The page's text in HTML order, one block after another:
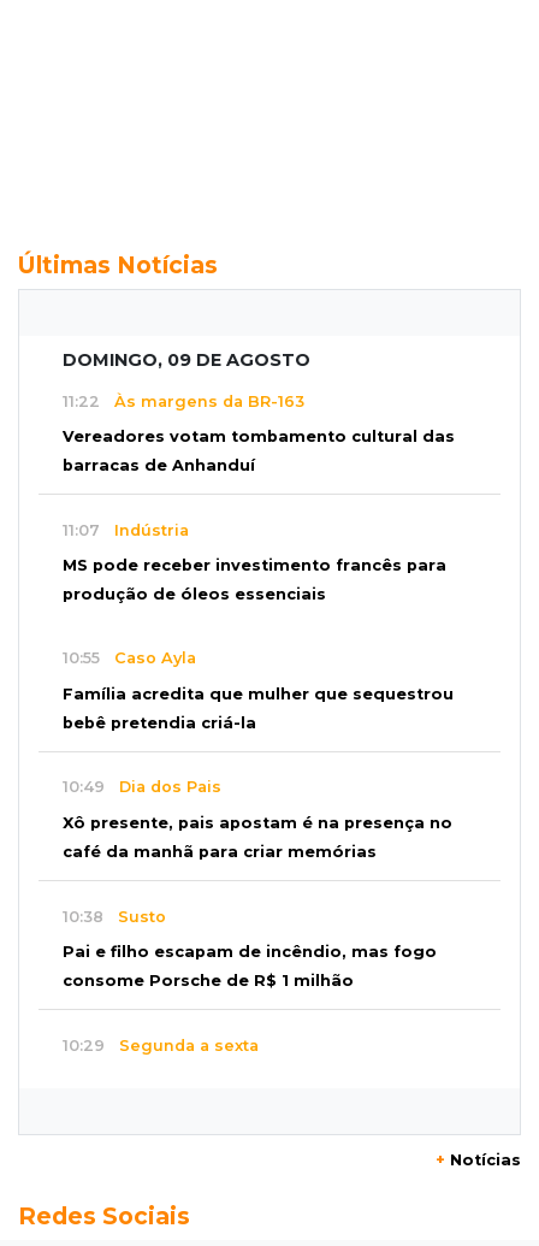
Últimas Notícias
DOMINGO, 09 DE AGOSTO
11:22 Às margens da BR-163
Vereadores votam tombamento cultural das
barracas de Anhanduí
11:07 Indústria
MS pode receber investimento francês para
produção de óleos essenciais
10:55 Caso Ayla
Família acredita que mulher que sequestrou
bebê pretendia criá-la
10:49 Dia dos Pais
Xô presente, pais apostam é na presença no
café da manhã para criar memórias
10:38 Susto
Pai e filho escapam de incêndio, mas fogo
consome Porsche de R$ 1 milhão
10:29 Segunda a sexta
Rastreamento de celulares levou polícia até
+ Notícias
Redes Sociais